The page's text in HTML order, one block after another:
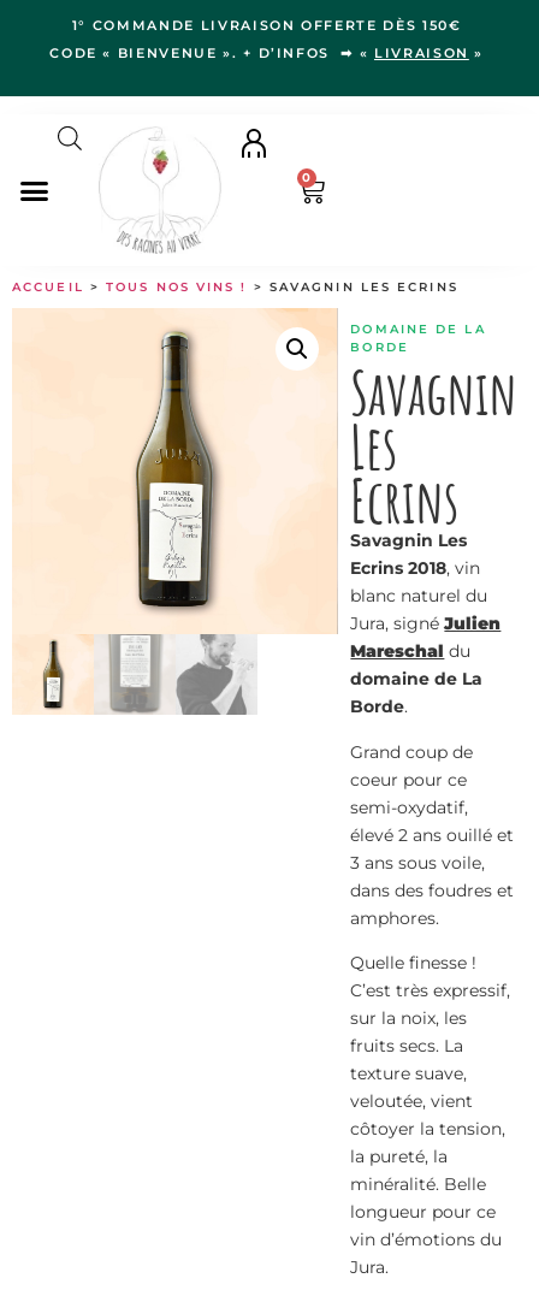
1° COMMANDE LIVRAISON OFFERTE DÈS 150€
CODE « BIENVENUE ». + D’INFOS ➡ « LIVRAISON »
RÉGIONS
IDÉES CADEAUX
NOS VIGNERON.NE.S
0
ACCUEIL >TOUS NOS VINS ! > SAVAGNIN LES ECRINS
DOMAINE DE LA
BORDE
Savagnin
Les
Ecrins
Savagnin Les
Ecrins 2018, vin
blanc naturel du
Jura, signéJulien
Mareschal du
domaine de La
Borde.
Grand coup de
coeur pour ce
semi-oxydatif,
élevé 2 ans ouillé et
3 ans sous voile,
dans des foudres et
amphores.
Quelle finesse !
C’est très expressif,
sur la noix, les
fruits secs. La
texture suave,
veloutée, vient
côtoyer la tension,
la pureté, la
minéralité. Belle
longueur pour ce
vin d’émotions du
Jura.